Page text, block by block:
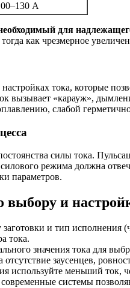
А
для
как чрезмерное
тока, которые
вызывает «карауж»,
слабой
силы тока.
режима должна
параметров.
и
и тип исполнения
тока.
значения тока для
заусенцев,
используйте меньший ток,
современные системы